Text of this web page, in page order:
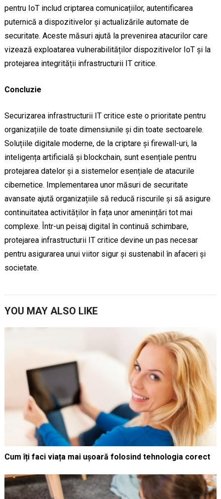
pentru IoT includ criptarea comunicațiilor, autentificarea
puternică a dispozitivelor și actualizările automate de
securitate. Aceste măsuri ajută la prevenirea atacurilor care
vizează exploatarea vulnerabilităților dispozitivelor IoT și la
protejarea integrității infrastructurii IT critice.
Concluzie
Securizarea infrastructurii IT critice este o prioritate pentru
organizațiile de toate dimensiunile și din toate sectoarele.
Soluțiile digitale moderne, de la criptare și firewall-uri, la
inteligența artificială și blockchain, sunt esențiale pentru
protejarea datelor și a sistemelor esențiale de atacurile
cibernetice. Implementarea unor măsuri de securitate
avansate ajută organizațiile să reducă riscurile și să asigure
continuitatea activităților în fața unor amenințări tot mai
complexe. Într-un peisaj digital în continuă schimbare,
protejarea infrastructurii IT critice devine un pas necesar
pentru asigurarea unui viitor sigur și sustenabil în afaceri și
societate.
YOU MAY ALSO LIKE
Cum îți faci viața mai ușoară folosind tehnologia corect